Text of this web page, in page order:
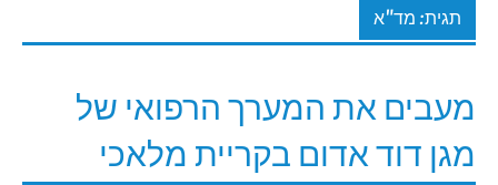
תגית: מד"א
מעבים את המערך הרפואי של
מגן דוד אדום בקריית מלאכי